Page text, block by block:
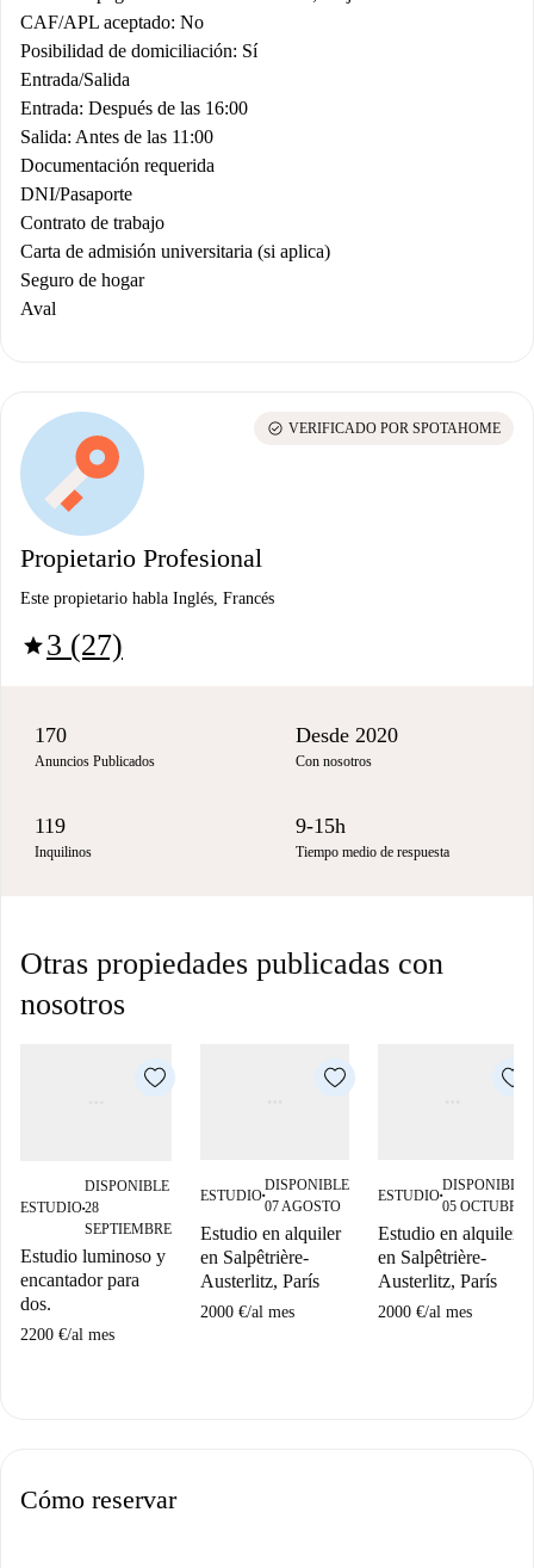
CAF/APL aceptado: No
Posibilidad de domiciliación: Sí
Entrada/Salida
Entrada: Después de las 16:00
Salida: Antes de las 11:00
Documentación requerida
DNI/Pasaporte
Contrato de trabajo
Carta de admisión universitaria (si aplica)
Seguro de hogar
Aval
Propietario Profesional
Este propietario habla Inglés, Francés
star3 (27)
check_circle VERIFICADO POR SPOTAHOME
170
Anuncios Publicados
Desde 2020
Con nosotros
119
Inquilinos
9-15h
Tiempo medio de respuesta
Otras propiedades publicadas con
nosotros
ESTUDIO■
DISPONIBLE
28
SEPTIEMBRE
Estudio luminoso y
encantador para
dos.
2200 €/al mes
ESTUDIO■
DISPONIBLE
07 AGOSTO
Estudio en alquiler
en Salpêtrière-
Austerlitz, París
2000 €/al mes
ESTUDIO■
DISPONIBLE
05 OCTUBRE
Estudio en alquiler
en Salpêtrière-
Austerlitz, París
2000 €/al mes
Cómo reservar